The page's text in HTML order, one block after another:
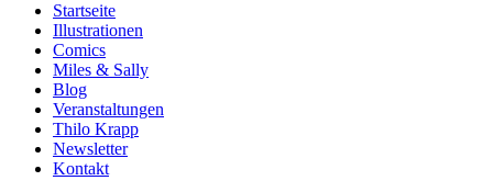
Startseite
Illustrationen
Comics
Miles & Sally
Blog
Veranstaltungen
Thilo Krapp
Newsletter
Kontakt